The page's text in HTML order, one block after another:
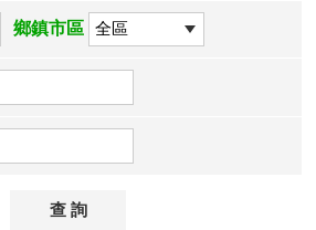
鄉鎮市區